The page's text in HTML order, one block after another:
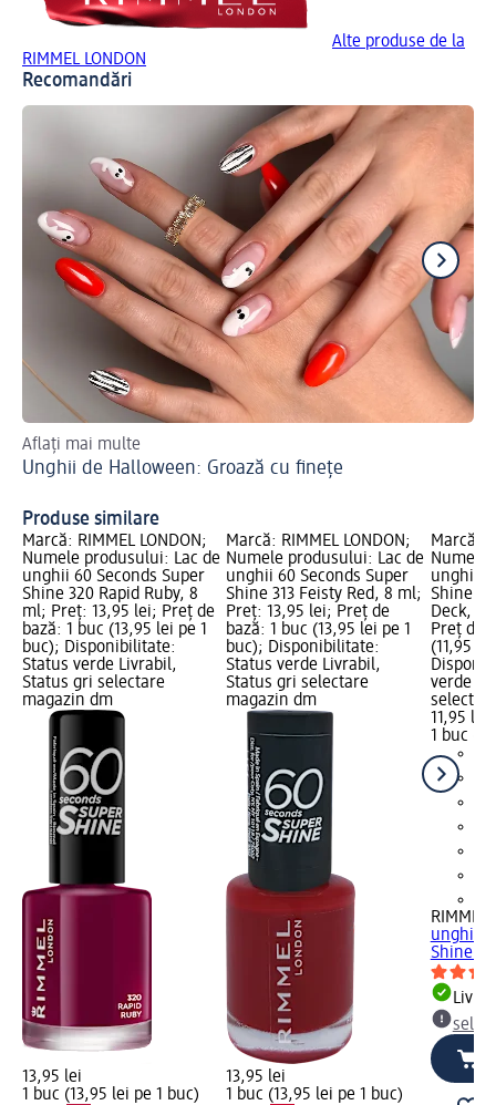
Alte produse de la
RIMMEL LONDON
Recomandări
Aflați mai multe
Unghii de Halloween: Groază cu finețe
Produse similare
Marcă: RIMMEL LONDON;
Numele produsului: Lac de
unghii 60 Seconds Super
Shine 320 Rapid Ruby, 8
ml; Preț: 13,95 lei; Preț de
bază: 1 buc (13,95 lei pe 1
buc); Disponibilitate:
Status verde Livrabil,
Status gri selectare
magazin dm
13,95 lei
1 buc (13,95 lei pe 1 buc)
Marcă: RIMMEL LONDON;
Numele produsului: Lac de
unghii 60 Seconds Super
Shine 313 Feisty Red, 8 ml;
Preț: 13,95 lei; Preț de
bază: 1 buc (13,95 lei pe 1
buc); Disponibilitate:
Status verde Livrabil,
Status gri selectare
magazin dm
13,95 lei
1 buc (13,95 lei pe 1 buc)
Marcă:
Numele
unghii
Shine
Deck, 8
Preț de
(11,95
verde
11,95 lei
1 buc
RIMMEL
unghii
Shine